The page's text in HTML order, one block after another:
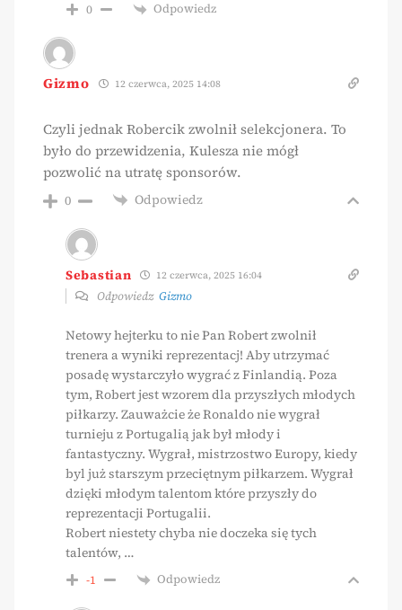
0 Odpowiedz
Gizmo 12 czerwca, 2025 14:08
Czyli jednak Robercik zwolnił selekcjonera. To
było do przewidzenia, Kulesza nie mógł
pozwolić na utratę sponsorów.
0 Odpowiedz
Sebastian 12 czerwca, 2025 16:04
Odpowiedz Gizmo
Netowy hejterku to nie Pan Robert zwolnił
trenera a wyniki reprezentacj! Aby utrzymać
posadę wystarczyło wygrać z Finlandią. Poza
tym, Robert jest wzorem dla przyszłych młodych
piłkarzy. Zauważcie że Ronaldo nie wygrał
turnieju z Portugalią jak był młody i
fantastyczny. Wygrał, mistrzostwo Europy, kiedy
byl już starszym przeciętnym piłkarzem. Wygrał
dzięki młodym talentom które przyszły do
reprezentacji Portugalii.
Robert niestety chyba nie doczeka się tych
talentów, …
-1 Odpowiedz